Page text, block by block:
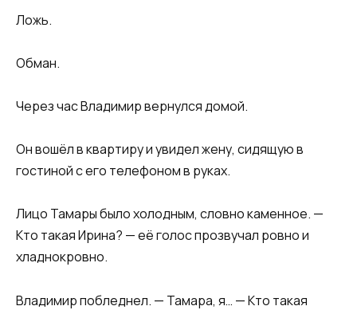
Ложь.
Обман.
Через час Владимир вернулся домой.
Он вошёл в квартиру и увидел жену, сидящую в
гостиной с его телефоном в руках.
Лицо Тамары было холодным, словно каменное. —
Кто такая Ирина? — её голос прозвучал ровно и
хладнокровно.
Владимир побледнел. — Тамара, я… — Кто такая